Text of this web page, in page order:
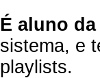
É aluno da
sistema, e
playlists.